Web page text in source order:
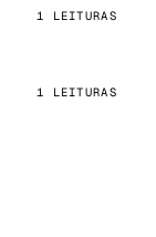
1 LEITURAS
1 LEITURAS